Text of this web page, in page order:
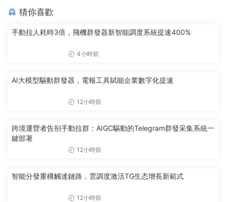
猜你喜歡
手動拉人耗時3倍，飛機群發器新智能調度系統提速400%
4小時前
AI大模型驅動群發器，電報工具賦能企業數字化提速
12小時前
跨境運營者告别手動拉群：AIGC驅動的Telegram群發采集系統一
鍵部署
12小時前
智能分發重構觸達鏈路，雲調度激活TG生态增長新範式
12小時前